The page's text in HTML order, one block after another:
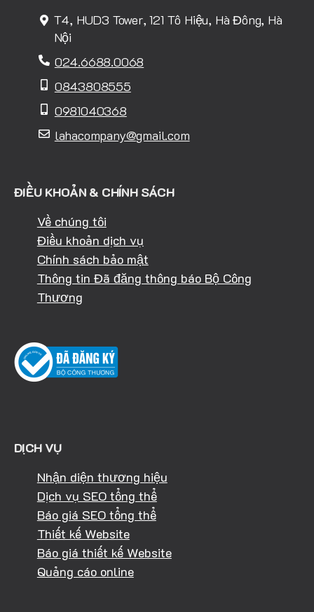
T4, HUD3 Tower, 121 Tô Hiệu, Hà Đông, Hà
Nội
024.6688.0068
0843808555
0981040368
lahacompany@gmail.com
ĐIỀU KHOẢN & CHÍNH SÁCH
Về chúng tôi
Điều khoản dịch vụ
Chính sách bảo mật
Thông tin Đã đăng thông báo Bộ Công
Thương
DỊCH VỤ
Nhận diện thương hiệu
Dịch vụ SEO tổng thể
Báo giá SEO tổng thể
Thiết kế Website
Báo giá thiết kế Website
Quảng cáo online